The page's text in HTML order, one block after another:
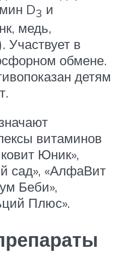
D3 и
медь,
Участвует в
обмене.
детям
витаминов
Юник»,
сад», «АлфаВит
Беби»,
Плюс».